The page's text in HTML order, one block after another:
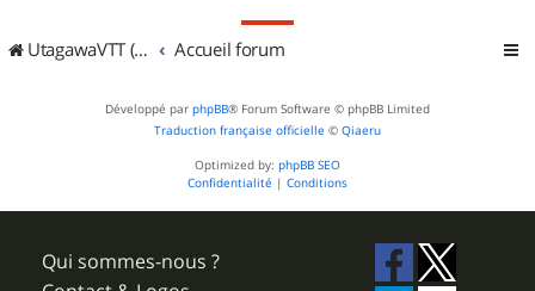
UtagawaVTT (Randos VTT et VTTAE avec traces GPS) Accueil forum
Développé par phpBB® Forum Software © phpBB Limited
Traduction française officielle © Qiaeru
Optimized by: phpBB SEO
Confidentialité | Conditions
Qui sommes-nous ?